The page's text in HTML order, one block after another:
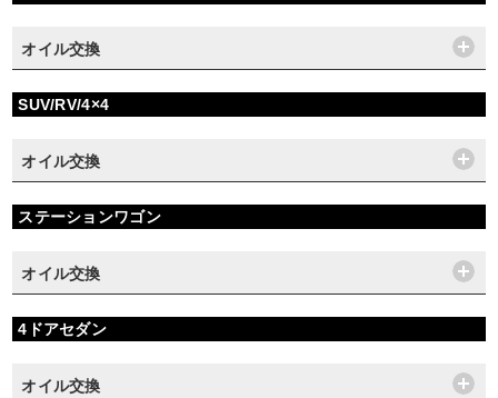
オイル交換
SUV/RV/4×4
オイル交換
ステーションワゴン
オイル交換
4ドアセダン
オイル交換